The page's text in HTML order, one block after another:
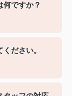
ですか？
ださい。